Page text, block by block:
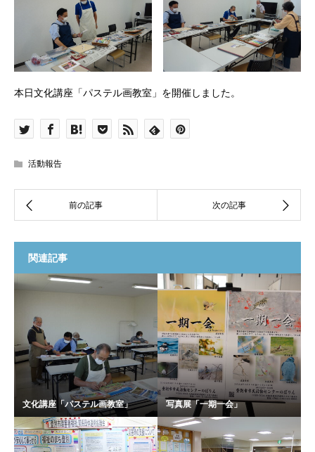
本日文化講座「パステル画教室」を開催しました。
活動報告
関連記事
文化講座「パステル画教室」 写真展「一期一会」